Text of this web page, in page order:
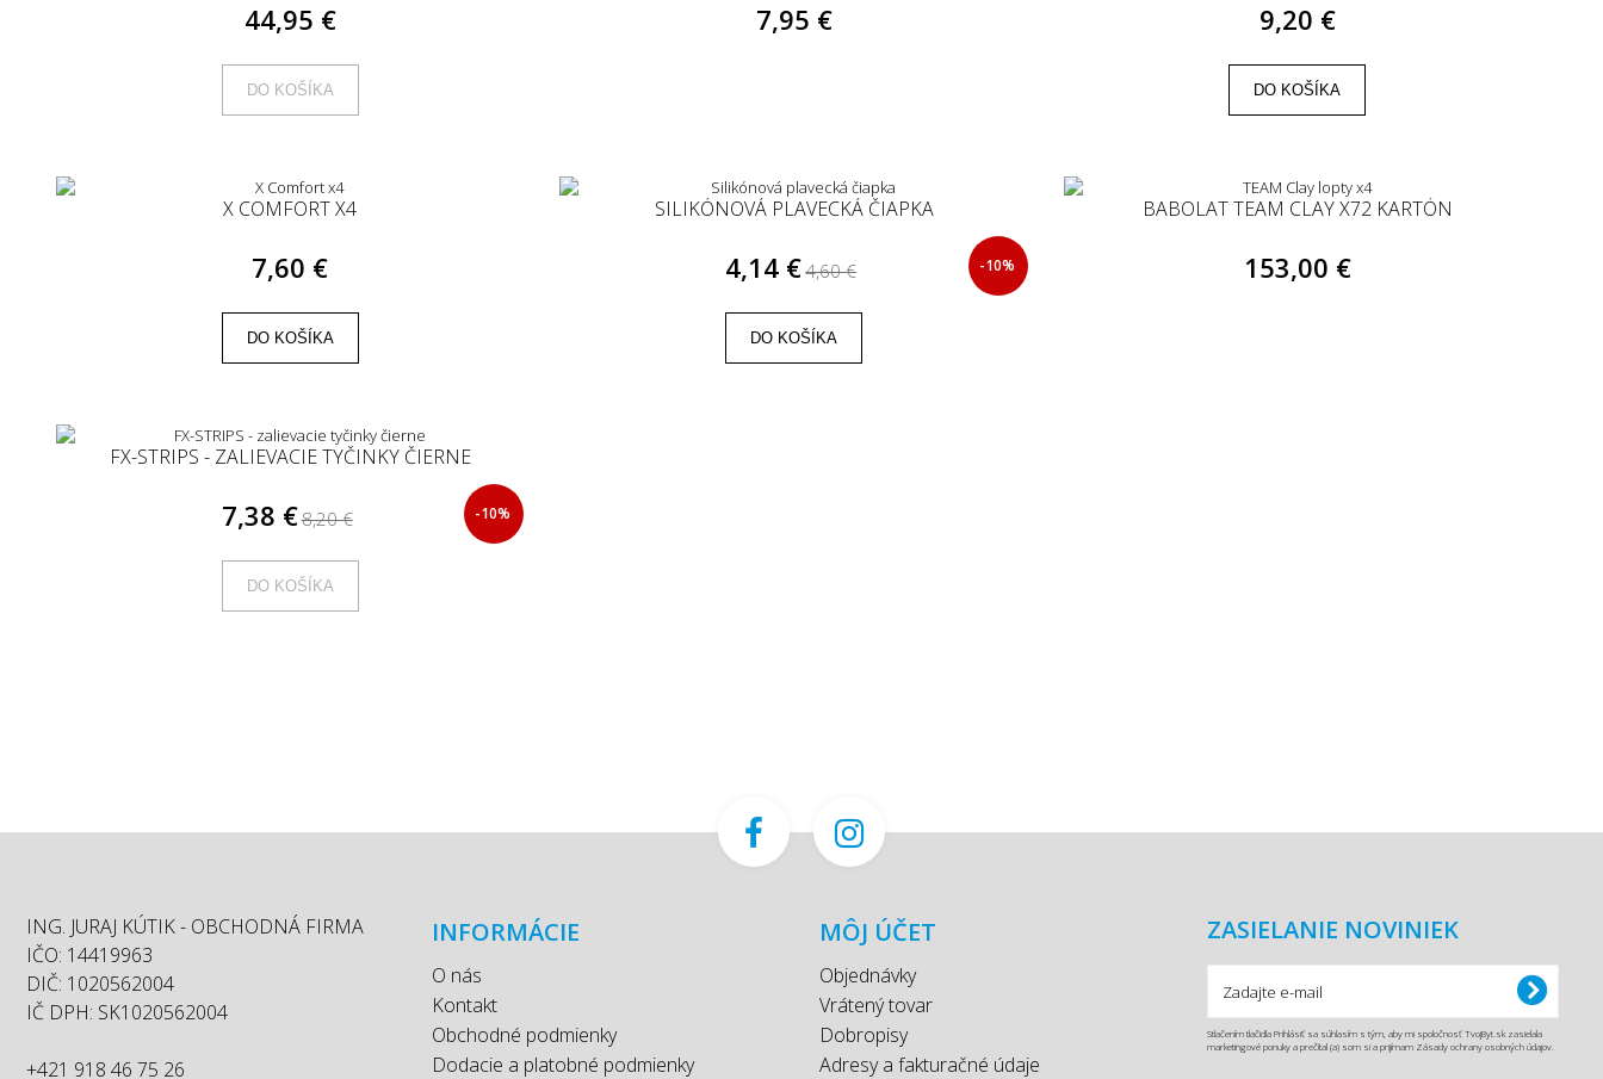
44,95 €
DO KOŠÍKA
7,95 € 9,20 €
DO KOŠÍKA
X COMFORT X4
7,60 €
DO KOŠÍKA
SILIKÓNOVÁ PLAVECKÁ ČIAPKA
4,14 €4,60 € -10%
DO KOŠÍKA
BABOLAT TEAM CLAY X72 KARTÓN
153,00 €
FX-STRIPS - ZALIEVACIE TYČINKY ČIERNE
7,38 €8,20 € -10%
DO KOŠÍKA
ING. JURAJ KÚTIK - OBCHODNÁ FIRMA
IČO: 14419963
DIČ: 1020562004
IČ DPH: SK1020562004
+421 918 46 75 26
INFORMÁCIE
O nás
Kontakt
Obchodné podmienky
Dodacie a platobné podmienky
MÔJ ÚČET
Objednávky
Vrátený tovar
Dobropisy
Adresy a fakturačné údaje
ZASIELANIE NOVINIEK
Stlačením tlačidla Prihlásiť sa súhlasím s tým, aby mi spoločnosť TvojByt.sk zasielala
marketingové ponuky a prečítal (a) som si a prijímam Zásady ochrany osobných údajov.